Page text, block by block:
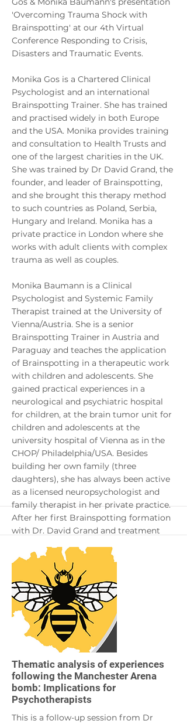
'Overcoming Trauma Shock with
Brainspotting' at our 4th Virtual
Conference Responding to Crisis,
Disasters and Traumatic Events.
Monika Gos is a Chartered Clinical
Psychologist and an international
Brainspotting Trainer. She has trained
and practised widely in both Europe
and the USA. Monika provides training
and consultation to Health Trusts and
one of the largest charities in the UK.
She was trained by Dr David Grand, the
founder, and leader of Brainspotting,
and she brought this therapy method
to such countries as Poland, Serbia,
Hungary and Ireland. Monika has a
private practice in London where she
works with adult clients with complex
trauma as well as couples.
Monika Baumann is a Clinical
Psychologist and Systemic Family
Therapist trained at the University of
Vienna/Austria. She is a senior
Brainspotting Trainer in Austria and
Paraguay and teaches the application
of Brainspotting in a therapeutic work
with children and adolescents. She
gained practical experiences in a
neurological and psychiatric hospital
for children, at the brain tumor unit for
children and adolescents at the
university hospital of Vienna as in the
CHOP/ Philadelphia/USA. Besides
building her own family (three
daughters), she has always been active
as a licensed neuropsychologist and
family therapist in her private practice.
After her first Brainspotting formation
with Dr. David Grand and treatment
lot in Paraguay/South America where
she has been engaging in social
projects such as children´s home,
schools or housing projects. Monika is
an author of a book: "Brainspotting
with Children and Adolescents: An
attuned treatment approach for
effective brain-body healing".
More
Thematic analysis of experiences
following the Manchester Arena
bomb: Implications for
Psychotherapists
This is a follow-up session from Dr